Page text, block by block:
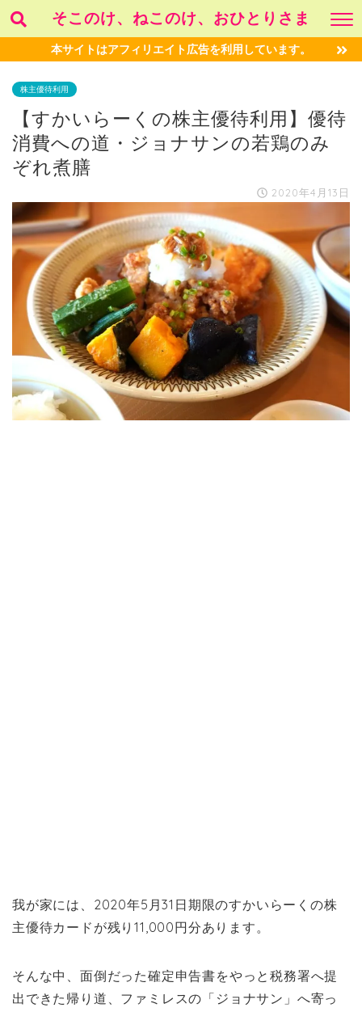
そこのけ、ねこのけ、おひとりさま
本サイトはアフィリエイト広告を利用しています。
株主優待利用
【すかいらーくの株主優待利用】優待
消費への道・ジョナサンの若鶏のみ
ぞれ煮膳
2020年4月13日
我が家には、2020年5月31日期限のすかいらーくの株
主優待カードが残り11,000円分あります。
そんな中、面倒だった確定申告書をやっと税務署へ提
出できた帰り道、ファミレスの「ジョナサン」へ寄っ